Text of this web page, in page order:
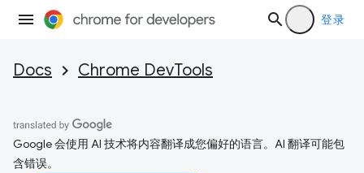
登录
Docs Chrome DevTools
Google 会使用 AI 技术将内容翻译成您偏好的语言。AI 翻译可能包
含错误。